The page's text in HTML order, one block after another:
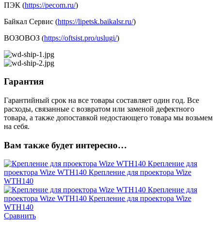
ПЭК (https://pecom.ru/)
Байкал Сервис (https://lipetsk.baikalsr.ru/)
ВОЗОВОЗ (https://oftsist.pro/uslugi/)
Гарантия
Гарантийный срок на все товары составляет один год. Все
расходы, связанные с возвратом или заменой дефектного
товара, а также допоставкой недостающего товара мы возьмем
на себя.
Вам также будет интересно…
Сравнить